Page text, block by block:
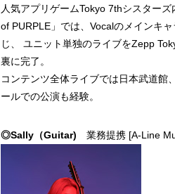
人気アプリゲームTokyo 7thシスター
of PURPLE」では、Vocalのメインキ
じ、 ユニット単独のライブをZepp
裏に完了。
コンテンツ全体ライブでは日本武道館
ールでの公演も経験。
◎Sally（Guitar) 業務提携 [A-Line